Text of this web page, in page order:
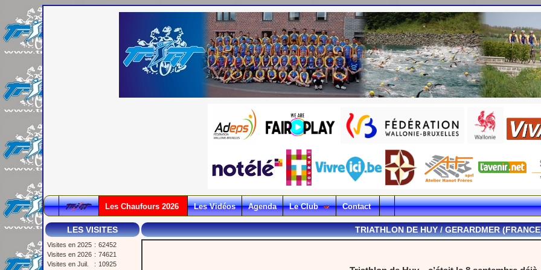
Les Chaufours 2026 Les Vidéos Agenda Le Club Contact
LES VISITES
Visites en 2025 : 62452
Visites en 2026 : 74621
Visites en Juil.
: 10925
TRIATHLON DE HUY / GERARDMER